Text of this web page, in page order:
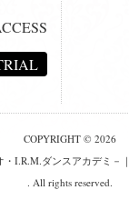
COPYRIGHT © 2026
I.R.M.ダンスアカデミ－
. All rights reserved.